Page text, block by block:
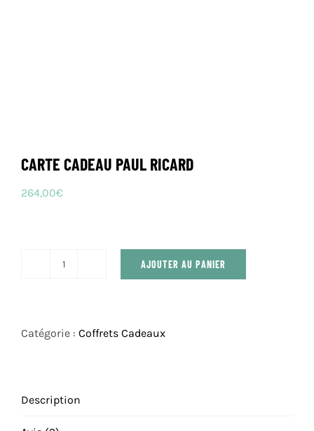
CARTE CADEAU PAUL RICARD
264,00€
quantité
PAUL
AJOUTER AU PANIER
Catégorie : Coffrets Cadeaux
Description